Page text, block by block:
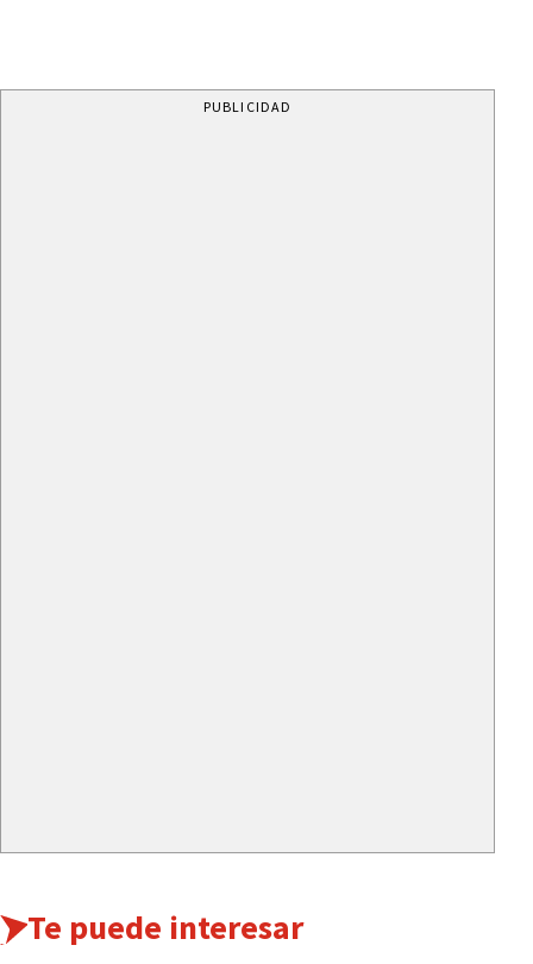
PUBLICIDAD
Te puede interesar